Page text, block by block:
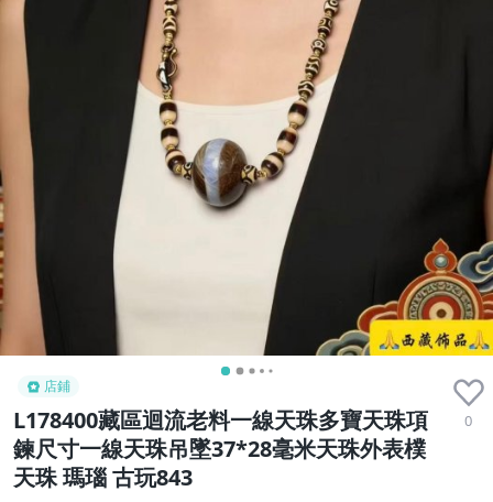
店鋪
L178400藏區迴流老料一線天珠多寶天珠項
鍊尺寸一線天珠吊墜37*28毫米天珠外表樸
天珠 瑪瑙 古玩843
0